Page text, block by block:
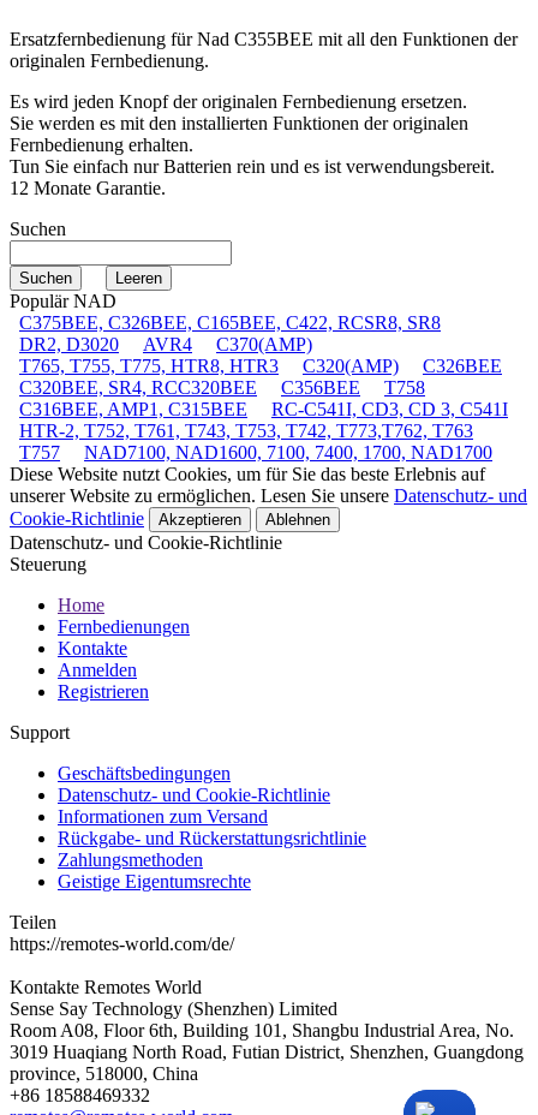
Ersatzfernbedienung fürNad C355BEE mit all den Funktionen der
originalen Fernbedienung.
Es wird jeden Knopf der originalen Fernbedienung ersetzen.
Sie werden es mit den installierten Funktionen der originalen
Fernbedienung erhalten.
Tun Sie einfach nur Batterien rein und es ist verwendungsbereit.
12 Monate Garantie.
Suchen
Populär NAD
C375BEE, C326BEE, C165BEE, C422, RCSR8, SR8
DR2, D3020
AVR4
C370(AMP)
T765, T755, T775, HTR8, HTR3
C320(AMP)
C326BEE
C320BEE, SR4, RCC320BEE
C356BEE
T758
C316BEE, AMP1, C315BEE
RC-C541I, CD3, CD 3, C541I
HTR-2, T752, T761, T743, T753, T742, T773,T762, T763
T757
NAD7100, NAD1600, 7100, 7400, 1700, NAD1700
Diese Website nutzt Cookies, um für Sie das beste Erlebnis auf
unserer Website zu ermöglichen. Lesen Sie unsere Datenschutz- und
Cookie-Richtlinie
Akzeptieren Ablehnen
Datenschutz- und Cookie-Richtlinie
Steuerung
Home
Fernbedienungen
Kontakte
Anmelden
Registrieren
Support
Geschäftsbedingungen
Datenschutz- und Cookie-Richtlinie
Informationen zum Versand
Rückgabe- und Rückerstattungsrichtlinie
Zahlungsmethoden
Geistige Eigentumsrechte
Teilen
https://remotes-world.com/de/
Kontakte Remotes World
Sense Say Technology (Shenzhen) Limited
Room A08, Floor 6th, Building 101, Shangbu Industrial Area, No.
3019 Huaqiang North Road, Futian District, Shenzhen, Guangdong
province, 518000, China
+86 18588469332